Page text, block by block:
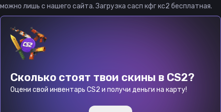
можно лишь с нашего сайта. Загрузка сасп кфг кс2 бесплатная.
Сколько стоят твои скины в CS2?
Оцени свой инвентарь CS2 и получи деньги на карту!